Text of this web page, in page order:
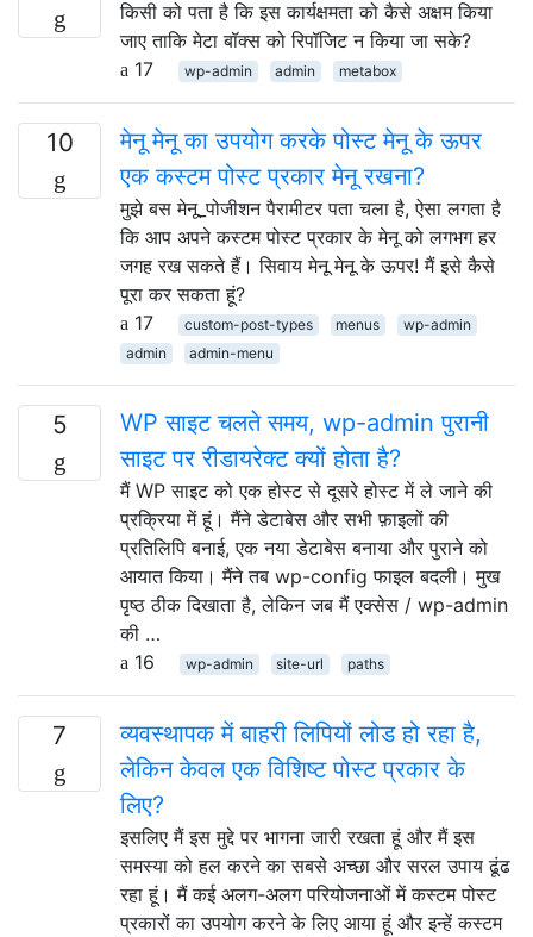
किसी को पता है कि इस कार्यक्षमता को कैसे अक्षम किया
जाए ताकि मेटा बॉक्स को रिपॉजिट न किया जा सके?
17
wp-admin admin metabox
10
मेनू मेनू का उपयोग करके पोस्ट मेनू के ऊपर
एक कस्टम पोस्ट प्रकार मेनू रखना?
मुझे बस मेनू_पोजीशन पैरामीटर पता चला है, ऐसा लगता है
कि आप अपने कस्टम पोस्ट प्रकार के मेनू को लगभग हर
जगह रख सकते हैं। सिवाय मेनू मेनू के ऊपर! मैं इसे कैसे
पूरा कर सकता हूं?
17
custom-post-types menus
wp-admin
admin
admin-menu
5
WP साइट चलते समय, wp-admin पुरानी
साइट पर रीडायरेक्ट क्यों होता है?
मैं WP साइट को एक होस्ट से दूसरे होस्ट में ले जाने की
प्रक्रिया में हूं। मैंने डेटाबेस और सभी फ़ाइलों की
प्रतिलिपि बनाई, एक नया डेटाबेस बनाया और पुराने को
आयात किया। मैंने तब wp-config फाइल बदली। मुख
पृष्ठ ठीक दिखाता है, लेकिन जब मैं एक्सेस / wp-admin
की …
16
wp-admin site-url paths
7
व्यवस्थापक में बाहरी लिपियों लोड हो रहा है,
लेकिन केवल एक विशिष्ट पोस्ट प्रकार के
लिए?
इसलिए मैं इस मुद्दे पर भागना जारी रखता हूं और मैं इस
समस्या को हल करने का सबसे अच्छा और सरल उपाय ढूंढ
रहा हूं। मैं कई अलग-अलग परियोजनाओं में कस्टम पोस्ट
प्रकारों का उपयोग करने के लिए आया हूं और इन्हें कस्टम